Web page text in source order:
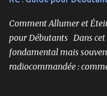
Comment Allumer et
pour Débutants Dans cet
fondamental mais
radiocommandée :